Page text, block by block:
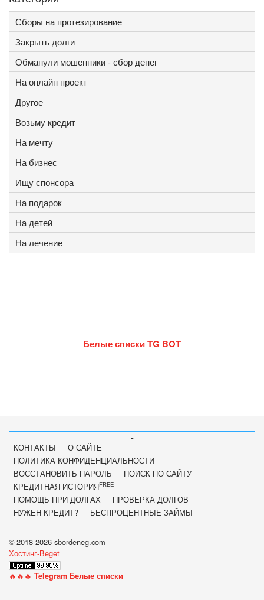
Сборы на протезирование
Закрыть долги
Обманули мошенники - сбор денег
На онлайн проект
Другое
Возьму кредит
На мечту
На бизнес
Ищу спонсора
На подарок
На детей
На лечение
Белые списки TG BOT
-
КОНТАКТЫ
О САЙТЕ
ПОЛИТИКА КОНФИДЕНЦИАЛЬНОСТИ
ВОССТАНОВИТЬ ПАРОЛЬ
ПОИСК ПО САЙТУ
КРЕДИТНАЯ ИСТОРИЯFREE
ПОМОЩЬ ПРИ ДОЛГАХ
ПРОВЕРКА ДОЛГОВ
НУЖЕН КРЕДИТ?
БЕСПРОЦЕНТНЫЕ ЗАЙМЫ
© 2018-2026 sbordeneg.com
Хостинг-Beget
🔥🔥🔥 Telegram Белые списки